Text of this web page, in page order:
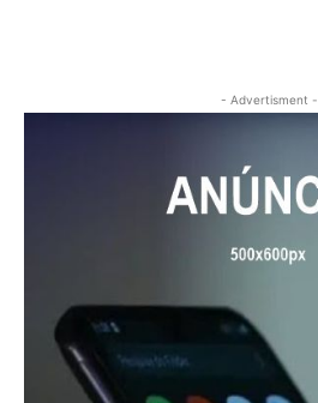
- Advertisment -